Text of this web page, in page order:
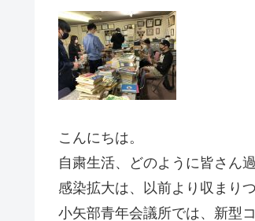
こんにちは。
自粛生活、どのように皆さん
感染拡大は、以前より収まり
小矢部青年会議所では、新型